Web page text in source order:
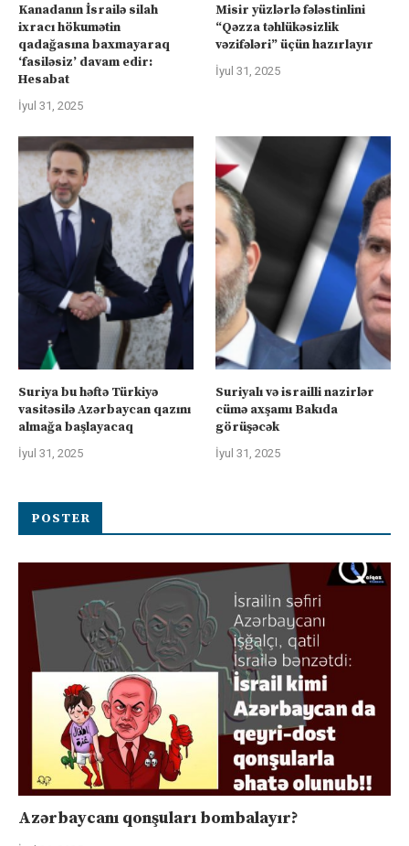
Kanadanın İsrailə silah
ixracı hökumətin
qadağasına baxmayaraq
‘fasiləsiz’ davam edir:
Hesabat
İyul 31, 2025
Misir yüzlərlə fələstinlini
“Qəzza təhlükəsizlik
vəzifələri” üçün hazırlayır
İyul 31, 2025
Suriya bu həftə Türkiyə
vasitəsilə Azərbaycan qazını
almağa başlayacaq
İyul 31, 2025
Suriyalı və israilli nazirlər
cümə axşamı Bakıda
görüşəcək
İyul 31, 2025
POSTER
Azərbaycanı qonşuları bombalayır?